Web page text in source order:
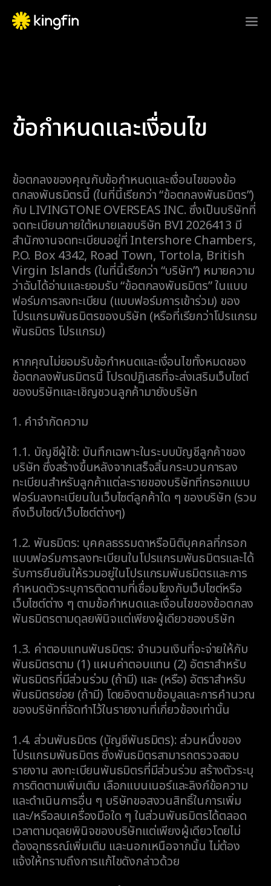
ข้อกำหนดและเงื่อนไข
ข้อตกลงของคุณกับข้อกำหนดและเงื่อนไขของข้อ
ตกลงพันธมิตรนี้ (ในที่นี้เรียกว่า “ข้อตกลงพันธมิตร”)
กับ LIVINGTONE OVERSEAS INC. ซึ่งเป็นบริษัทที่
จดทะเบียนภายใต้หมายเลขบริษัท BVI 2026413 มี
สำนักงานจดทะเบียนอยู่ที่ Intershore Chambers,
P.O. Box 4342, Road Town, Tortola, British
Virgin Islands (ในที่นี้เรียกว่า “บริษัท”) หมายความ
ว่าฉันได้อ่านและยอมรับ “ข้อตกลงพันธมิตร” ในแบบ
ฟอร์มการลงทะเบียน (แบบฟอร์มการเข้าร่วม) ของ
โปรแกรมพันธมิตรของบริษัท (หรือที่เรียกว่าโปรแกรม
พันธมิตร โปรแกรม)
หากคุณไม่ยอมรับข้อกำหนดและเงื่อนไขทั้งหมดของ
ข้อตกลงพันธมิตรนี้ โปรดปฏิเสธที่จะส่งเสริมเว็บไซต์
ของบริษัทและเชิญชวนลูกค้ามายังบริษัท
1. คำจำกัดความ
1.1. บัญชีผู้ใช้: บันทึกเฉพาะในระบบบัญชีลูกค้าของ
บริษัท ซึ่งสร้างขึ้นหลังจากเสร็จสิ้นกระบวนการลง
ทะเบียนสำหรับลูกค้าแต่ละรายของบริษัทที่กรอกแบบ
ฟอร์มลงทะเบียนในเว็บไซต์ลูกค้าใด ๆ ของบริษัท (รวม
ถึงเว็บไซต์/เว็บไซต์ต่างๆ)
1.2. พันธมิตร: บุคคลธรรมดาหรือนิติบุคคลที่กรอก
แบบฟอร์มการลงทะเบียนในโปรแกรมพันธมิตรและได้
รับการยืนยันให้รวมอยู่ในโปรแกรมพันธมิตรและการ
กำหนดตัวระบุการติดตามที่เชื่อมโยงกับเว็บไซต์หรือ
เว็บไซต์ต่าง ๆ ตามข้อกำหนดและเงื่อนไขของข้อตกลง
พันธมิตรตามดุลยพินิจแต่เพียงผู้เดียวของบริษัท
1.3. ค่าตอบแทนพันธมิตร: จำนวนเงินที่จะจ่ายให้กับ
พันธมิตรตาม (1) แผนค่าตอบแทน (2) อัตราสำหรับ
พันธมิตรที่มีส่วนร่วม (ถ้ามี) และ (หรือ) อัตราสำหรับ
พันธมิตรย่อย (ถ้ามี) โดยอิงตามข้อมูลและการคำนวณ
ของบริษัทที่จัดทำไว้ในรายงานที่เกี่ยวข้องเท่านั้น
1.4. ส่วนพันธมิตร (บัญชีพันธมิตร): ส่วนหนึ่งของ
โปรแกรมพันธมิตร ซึ่งพันธมิตรสามารถตรวจสอบ
รายงาน ลงทะเบียนพันธมิตรที่มีส่วนร่วม สร้างตัวระบุ
การติดตามเพิ่มเติม เลือกแบนเนอร์และลิงก์ข้อความ
และดำเนินการอื่น ๆ บริษัทขอสงวนสิทธิ์ในการเพิ่ม
และ/หรือลบเครื่องมือใด ๆ ในส่วนพันธมิตรได้ตลอด
เวลาตามดุลยพินิจของบริษัทแต่เพียงผู้เดียวโดยไม่
ต้องอุทธรณ์เพิ่มเติม และนอกเหนือจากนั้น ไม่ต้อง
แจ้งให้ทราบถึงการแก้ไขดังกล่าวด้วย